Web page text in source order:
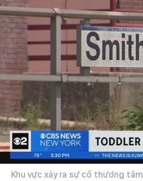
Khu vực xảy ra sự cố thương tâm